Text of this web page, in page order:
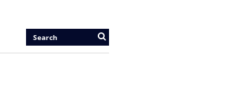
『JIU-JITSU Gi ART EXHIBITION 6 IN TOKYO』開催のお知